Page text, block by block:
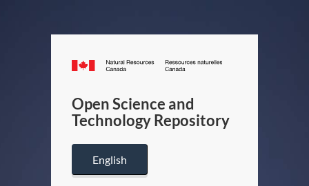
Canada.ca
/
Canada
Open Science and
Technology Repository
English